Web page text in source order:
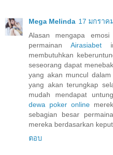
Mega Melinda 17 มกราค
Alasan mengapa
permainan Airasiabet
membutuhkan
seseorang dapat
yang akan muncul
yang akan terungkap
mudah mendapat
dewa poker online
sebagian besar
mereka berdasarkan
ตอบ